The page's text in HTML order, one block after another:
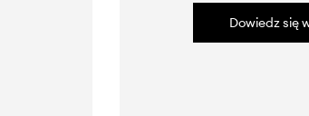
Dowiedz się